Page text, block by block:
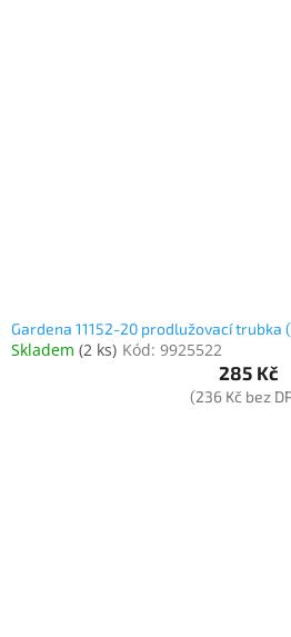
Gardena 11152-20 prodlužovací trubka
Skladem (2 ks) Kód: 9925522
285 Kč
(236 Kč bez